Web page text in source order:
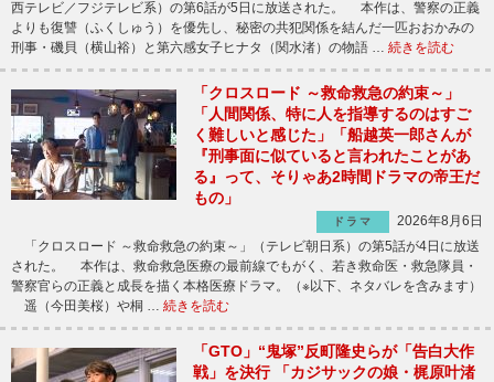
西テレビ／フジテレビ系）の第6話が5日に放送された。 本作は、警察の正義
よりも復讐（ふくしゅう）を優先し、秘密の共犯関係を結んだ一匹おおかみの
刑事・磯貝（横山裕）と第六感女子ヒナタ（関水渚）の物語 … 続きを読む
「クロスロード ～救命救急の約束～」
「人間関係、特に人を指導するのはすご
く難しいと感じた」「船越英一郎さんが
『刑事面に似ていると言われたことがあ
る』って、そりゃあ2時間ドラマの帝王だ
もの」
ドラマ
2026年8月6日
「クロスロード ～救命救急の約束～」（テレビ朝日系）の第5話が4日に放送
された。 本作は、救命救急医療の最前線でもがく、若き救命医・救急隊員・
警察官らの正義と成長を描く本格医療ドラマ。（※以下、ネタバレを含みます）
遥（今田美桜）や桐 … 続きを読む
「GTO」“鬼塚”反町隆史らが「告白大作
戦」を決行 「カジサックの娘・梶原叶渚